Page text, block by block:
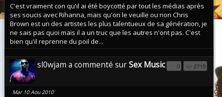
C'est vraiment con qu'il ai été boycotté par tout les médias après
ses soucis avec Rihanna, mais qu'on le veuille ou non Chris
Brown est un des artistes les plus talentueux de sa génération, je
ne sais pas quoi mais il a un truc que les autres n'ont pas. C'est
bien qu'il reprenne du poil de...
sl0wjam a commenté surSex Music 0 2715
Mar 10 Aou 2010